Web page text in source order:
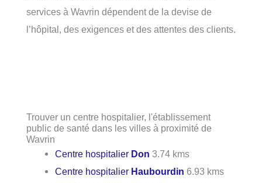
services à Wavrin dépendent de la devise de
l’hôpital, des exigences et des attentes des clients.
Trouver un centre hospitalier, l'établissement
public de santé dans les villes à proximité de
Wavrin
Centre hospitalier Don 3.74 kms
Centre hospitalier Haubourdin 6.93 kms